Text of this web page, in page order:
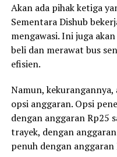
Akan ada pihak ketiga
Sementara Dishub
mengawasi. Ini juga
beli dan merawat bus
efisien.
Namun,
opsi anggaran. Opsi
dengan anggaran Rp25
trayek, dengan
penuh dengan